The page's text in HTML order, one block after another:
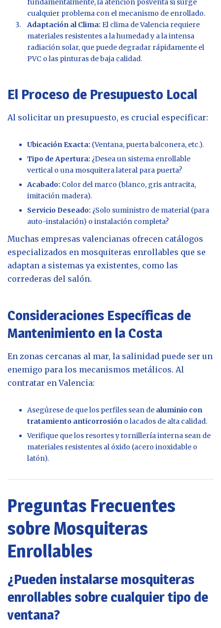
fundamentalmente, la atención posventa si surge
cualquier problema con el mecanismo de enrollado.
Adaptación al Clima: El clima de Valencia requiere
materiales resistentes a la humedad y a la intensa
radiación solar, que puede degradar rápidamente el
PVC o las pinturas de baja calidad.
El Proceso de Presupuesto Local
Al solicitar un presupuesto, es crucial especificar:
Ubicación Exacta: (Ventana, puerta balconera, etc.).
Tipo de Apertura: ¿Desea un sistema enrollable
vertical o una mosquitera lateral para puerta?
Acabado: Color del marco (blanco, gris antracita,
imitación madera).
Servicio Deseado: ¿Solo suministro de material (para
auto-instalación) o instalación completa?
Muchas empresas valencianas ofrecen catálogos
especializados en mosquiteras enrollables que se
adaptan a sistemas ya existentes, como las
correderas del salón.
Consideraciones Específicas de
Mantenimiento en la Costa
En zonas cercanas al mar, la salinidad puede ser un
enemigo para los mecanismos metálicos. Al
contratar en Valencia:
Asegúrese de que los perfiles sean de aluminio con
tratamiento anticorrosión o lacados de alta calidad.
Verifique que los resortes y tornillería interna sean de
materiales resistentes al óxido (acero inoxidable o
latón).
Preguntas Frecuentes
sobre Mosquiteras
Enrollables
¿Pueden instalarse mosquiteras
enrollables sobre cualquier tipo de
ventana?